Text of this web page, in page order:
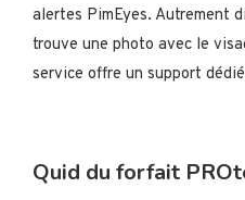
alertes PimEyes. Autrement
trouve une photo avec le
service offre un support
Quid du forfait